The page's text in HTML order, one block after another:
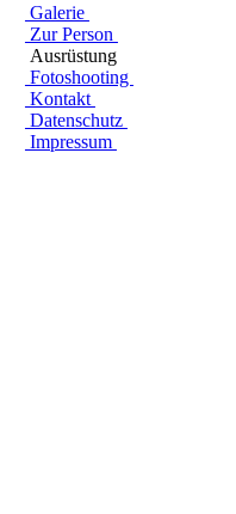
Galerie
Zur Person
Ausrüstung
Fotoshooting
Kontakt
Datenschutz
Impressum